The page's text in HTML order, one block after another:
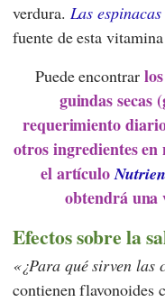
verdura. Las
fuente de esta
Puede encontrar
guindas secas
requerimiento
otros ingredientes
el artículo
obtendrá una
Efectos sobre la
¿Para qué sirven las
contienen flavonoides